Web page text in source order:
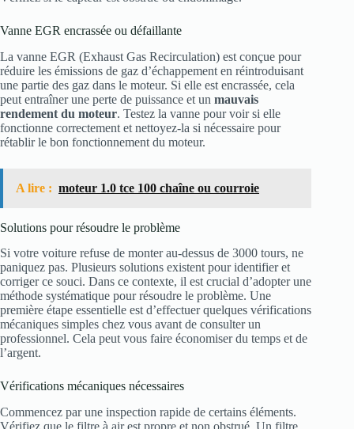
Vanne EGR encrassée ou défaillante
La vanne EGR (Exhaust Gas Recirculation) est conçue pour
réduire les émissions de gaz d’échappement en réintroduisant
une partie des gaz dans le moteur. Si elle est encrassée, cela
peut entraîner une perte de puissance et un mauvais
rendement du moteur. Testez la vanne pour voir si elle
fonctionne correctement et nettoyez-la si nécessaire pour
rétablir le bon fonctionnement du moteur.
A lire : moteur 1.0 tce 100 chaîne ou courroie
Solutions pour résoudre le problème
Si votre voiture refuse de monter au-dessus de 3000 tours, ne
paniquez pas. Plusieurs solutions existent pour identifier et
corriger ce souci. Dans ce contexte, il est crucial d’adopter une
méthode systématique pour résoudre le problème. Une
première étape essentielle est d’effectuer quelques vérifications
mécaniques simples chez vous avant de consulter un
professionnel. Cela peut vous faire économiser du temps et de
l’argent.
Vérifications mécaniques nécessaires
Commencez par une inspection rapide de certains éléments.